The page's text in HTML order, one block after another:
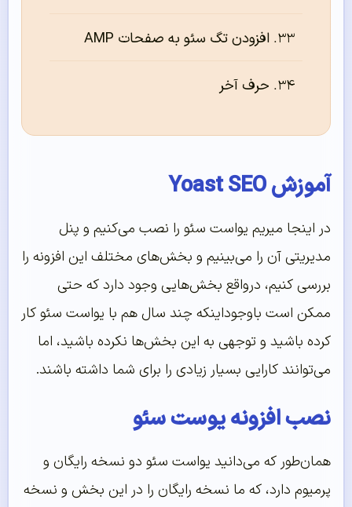
افزودن تگ سئو به صفحات AMP
حرف آخر
آموزش Yoast SEO
در اینجا میریم یواست سئو را نصب می‌کنیم و پنل
مدیریتی آن را می‌بینیم و بخش‌های مختلف این افزونه را
بررسی کنیم، درواقع بخش‌هایی وجود دارد که حتی
ممکن است باوجوداینکه چند سال هم با یواست سئو کار
کرده باشید و توجهی به این بخش‌ها نکرده باشید، اما
می‌توانند کارایی بسیار زیادی را برای شما داشته باشند.
نصب افزونه یوست سئو
همان‌طور که می‌دانید یواست سئو دو نسخه رایگان و
پرمیوم دارد، که ما نسخه رایگان را در این بخش و نسخه